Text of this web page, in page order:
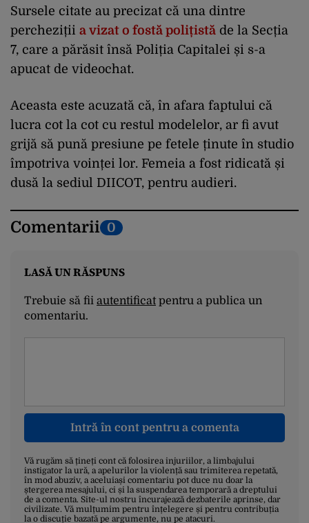
Sursele citate au precizat că una dintre
percheziții a vizat o fostă polițistă de la Secția
7, care a părăsit însă Poliția Capitalei și s-a
apucat de videochat.
Aceasta este acuzată că, în afara faptului că
lucra cot la cot cu restul modelelor, ar fi avut
grijă să pună presiune pe fetele ținute în studio
împotriva voinței lor. Femeia a fost ridicată și
dusă la sediul DIICOT, pentru audieri.
Comentarii 0
LASĂ UN RĂSPUNS
Trebuie să fii autentificatpentru a publica un
comentariu.
Intră în cont pentru a comenta
Vă rugăm să țineți cont că folosirea injuriilor, a limbajului
instigator la ură, a apelurilor la violență sau trimiterea repetată,
în mod abuziv, a aceluiași comentariu pot duce nu doar la
ștergerea mesajului, ci și la suspendarea temporară a dreptului
de a comenta. Site-ul nostru încurajează dezbaterile aprinse, dar
civilizate. Vă mulțumim pentru înțelegere și pentru contribuția
la o discuție bazată pe argumente, nu pe atacuri.